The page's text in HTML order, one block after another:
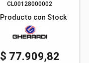
CL00128000002
Producto con Stock
$ 77.909,82